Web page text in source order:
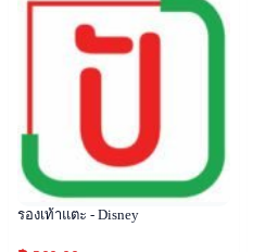
Popular
รองเท้าแตะ - Disney